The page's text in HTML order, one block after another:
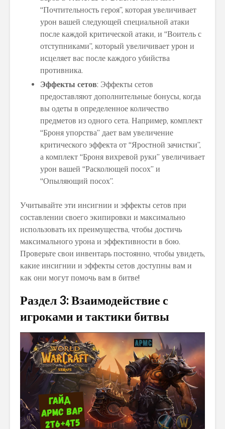
“Почтительность героя”, которая увеличивает
урон вашей следующей специальной атаки
после каждой критической атаки, и “Воитель с
отступниками”, который увеличивает урон и
исцеляет вас после каждого убийства
противника.
Эффекты сетов: Эффекты сетов
предоставляют дополнительные бонусы, когда
вы одеты в определенное количество
предметов из одного сета. Например, комплект
“Броня упорства” дает вам увеличение
критического эффекта от “Яростной зачистки”,
а комплект “Броня вихревой руки” увеличивает
урон вашей “Расколющей посох” и
“Опыляющий посох”.
Учитывайте эти инсигнии и эффекты сетов при
составлении своего экипировки и максимально
использовать их преимущества, чтобы достичь
максимального урона и эффективности в бою.
Проверьте свои инвентарь постоянно, чтобы увидеть,
какие инсигнии и эффекты сетов доступны вам и
как они могут помочь вам в битве!
Раздел 3: Взаимодействие с
игроками и тактики битвы